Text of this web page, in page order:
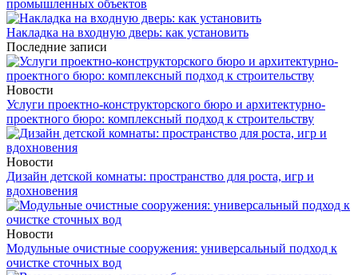
промышленных объектов
Накладка на входную дверь: как установить
Последние записи
Новости
Услуги проектно-конструкторского бюро и архитектурно-
проектного бюро: комплексный подход к строительству
Новости
Дизайн детской комнаты: пространство для роста, игр и
вдохновения
Новости
Модульные очистные сооружения: универсальный подход к
очистке сточных вод